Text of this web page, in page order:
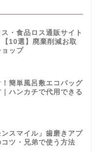
・食品ロス通販サイト
【10選】廃棄削減お取
ョップ
簡単風呂敷エコバッグ
ハンカチで代用できる
ンスマイル」歯磨きアプ
コツ・兄弟で使う方法